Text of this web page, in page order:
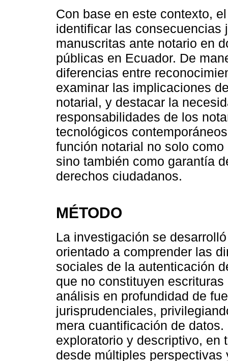
Con base en este contexto,
identificar las consecuencias
manuscritas ante notario en
públicas en Ecuador. De
diferencias entre
examinar las implicaciones
notarial, y destacar la
responsabilidades de los
tecnológicos
función notarial no solo
sino también como garantía
derechos ciudadanos.
MÉTODO
La investigación se
orientado a comprender las
sociales de la autenticación
que no constituyen
análisis en profundidad de
jurisprudenciales,
mera cuantificación de
exploratorio y descriptivo, en
desde múltiples